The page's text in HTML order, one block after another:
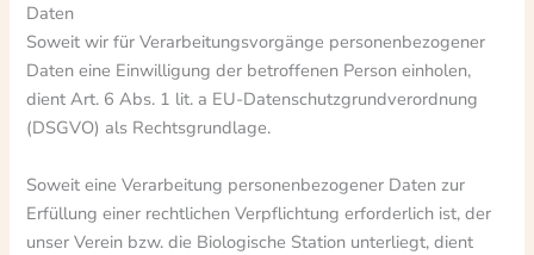
Daten
Soweit wir für Verarbeitungsvorgänge personenbezogener
Daten eine Einwilligung der betroffenen Person einholen,
dient Art. 6 Abs. 1 lit. a EU-Datenschutzgrundverordnung
(DSGVO) als Rechtsgrundlage.
Soweit eine Verarbeitung personenbezogener Daten zur
Erfüllung einer rechtlichen Verpflichtung erforderlich ist, der
unser Verein bzw. die Biologische Station unterliegt, dient